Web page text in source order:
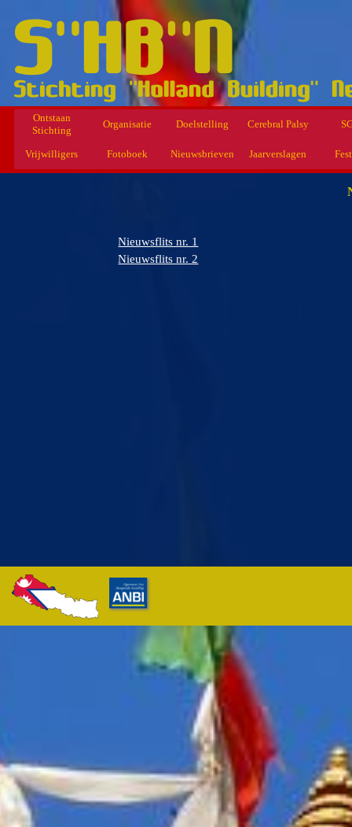
Ontstaan
Stichting
Organisatie Doelstelling Cerebral Palsy
Vrijwilligers Fotoboek Nieuwsbrieven Jaarverslagen
Nieuwsflits nr. 1
Nieuwsflits nr. 2